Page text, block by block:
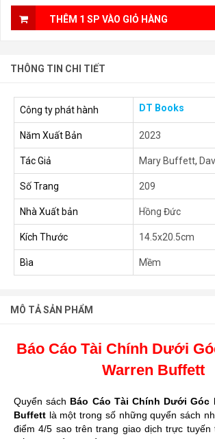
THÊM 1 SP VÀO GIỎ HÀNG
THÔNG TIN CHI TIẾT
Công ty phát hành DT Books
Năm Xuất Bản 2023
Tác Giả Mary Buffett,
Số Trang 209
Nhà Xuất bản Hồng Đức
Kích Thước 14.5x20.5cm
Bìa Mềm
MÔ TẢ SẢN PHẨM
Báo Cáo Tài Chính Dưới
Warren Buffett
Quyển sách Báo Cáo Tài Chính Dưới Góc
Buffett là một trong số những quyển sách
điểm 4/5 sao trên trang giao dịch trực tuyến